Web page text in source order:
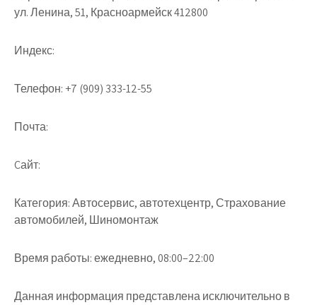
ул. Ленина, 51, Красноармейск 412800
Индекс:
Телефон: +7 (909) 333-12-55
Почта:
Cайт:
Категория:Автосервис, автотехцентр, Страхование
автомобилей, Шиномонтаж
Время работы:ежедневно, 08:00–22:00
Данная информация представлена исключительно в